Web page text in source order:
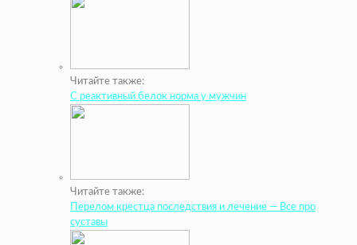
Читайте также:
С реактивный белок норма у мужчин
Читайте также:
Перелом крестца последствия и лечение — Все про
суставы